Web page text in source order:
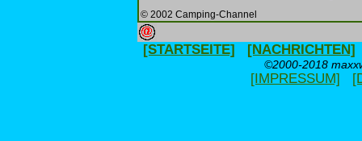
© 2002 Camping-Channel
[STARTSEITE] [NACHRICHTEN]
©2000-2018
[IMPRESSUM]